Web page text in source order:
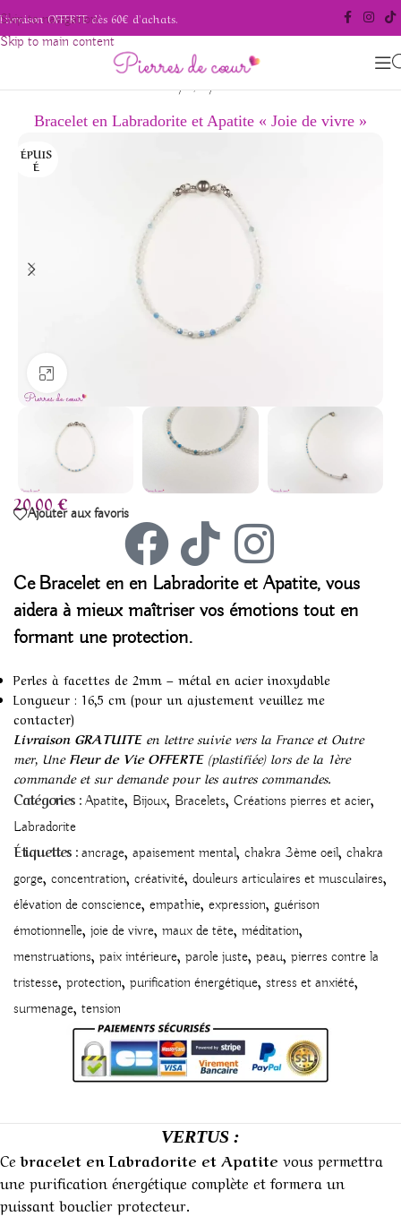
Skip to navigation
Skip to main content
Livraison OFFERTE dès 60€ d'achats.
Accueil/Bijoux/Bracelets
Bracelet en Labradorite et Apatite « Joie de vivre »
ÉPUIS
É
20,00€
Ajouter aux favoris
CeBracelet en en Labradorite et Apatite, vous
aidera à mieux maîtriser vos émotions tout en
formant une protection.
Perles à facettes de 2mm – métal en acier inoxydable
Longueur : 16,5 cm (pour un ajustement veuillez me
contacter)
Livraison GRATUITEen lettre suivie vers la France et Outre
mer, Une Fleur de Vie OFFERTE (plastifiée) lors de la 1ère
commande et sur demande pour les autres commandes.
Catégories : Apatite, Bijoux, Bracelets, Créations pierres et acier,
Labradorite
Étiquettes : ancrage, apaisement mental, chakra 3ème oeil, chakra
gorge, concentration, créativité, douleurs articulaires et musculaires,
élévation de conscience, empathie, expression, guérison
émotionnelle, joie de vivre, maux de tête, méditation,
menstruations, paix intérieure, parole juste, peau, pierres contre la
tristesse, protection, purification énergétique, stress et anxiété,
surmenage, tension
VERTUS :
Cebracelet en Labradorite et Apatite vous permettra
une purification énergétique complète et formera un
puissant bouclier protecteur.